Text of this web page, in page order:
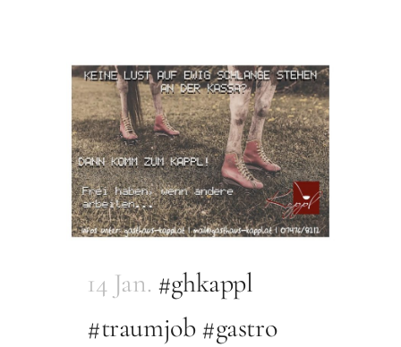
14 Jan. #ghkappl
#traumjob #gastro